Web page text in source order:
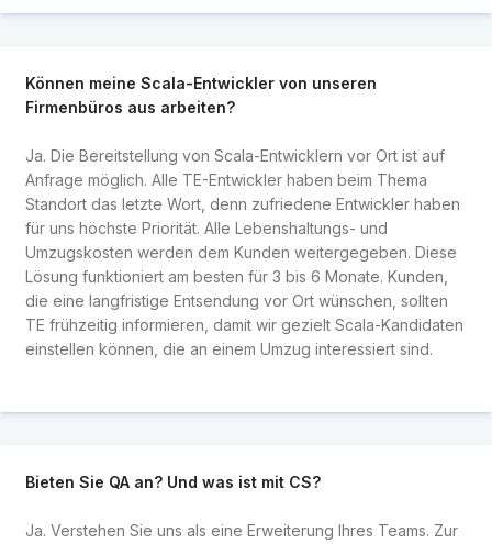
Können meine Scala-Entwickler von unseren
Firmenbüros aus arbeiten?
Ja. Die Bereitstellung von Scala-Entwicklern vor Ort ist auf
Anfrage möglich. Alle TE-Entwickler haben beim Thema
Standort das letzte Wort, denn zufriedene Entwickler haben
für uns höchste Priorität. Alle Lebenshaltungs- und
Umzugskosten werden dem Kunden weitergegeben. Diese
Lösung funktioniert am besten für 3 bis 6 Monate. Kunden,
die eine langfristige Entsendung vor Ort wünschen, sollten
TE frühzeitig informieren, damit wir gezielt Scala-Kandidaten
einstellen können, die an einem Umzug interessiert sind.
Bieten Sie QA an? Und was ist mit CS?
Ja. Verstehen Sie uns als eine Erweiterung Ihres Teams. Zur